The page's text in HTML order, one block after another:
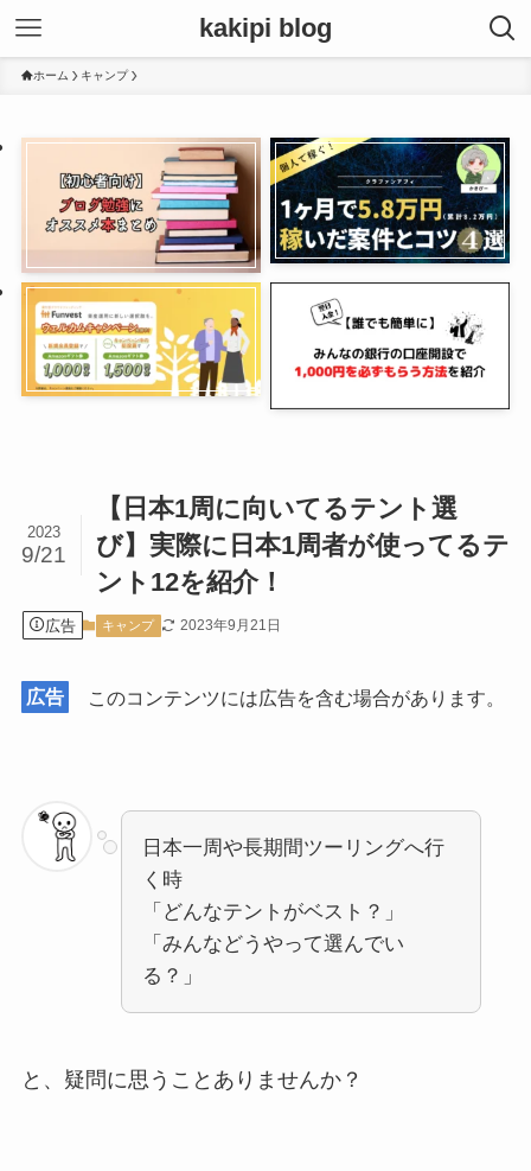
kakipi blog
ホーム キャンプ
【日本1周に向いてるテント選
び】実際に日本1周者が使ってるテ
ント12を紹介！
2023
9/21
広告 キャンプ 2023年9月21日
広告 このコンテンツには広告を含む場合があります。
日本一周や長期間ツーリングへ行
く時
「どんなテントがベスト？」
「みんなどうやって選んでい
る？」
と、疑問に思うことありませんか？